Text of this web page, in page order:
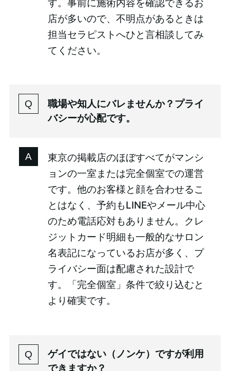
す。事前に施術内容を確認できるお
店が多いので、不明点があるときは
担当セラピストへひと言相談してみ
てください。
職場や知人にバレませんか？プライ
バシーが心配です。
東京の掲載店のほぼすべてがマンシ
ョンの一室または完全個室での運営
です。他のお客様と顔を合わせるこ
とはなく、予約もLINEやメール中心
のため電話応対もありません。クレ
ジットカード明細も一般的なサロン
名表記になっているお店が多く、プ
ライバシー面は配慮された設計で
す。「完全個室」条件で絞り込むと
より確実です。
ゲイではない（ノンケ）ですが利用
できますか？